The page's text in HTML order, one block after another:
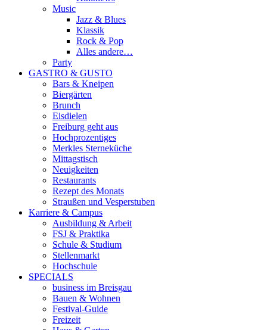
Music
Jazz & Blues
Klassik
Rock & Pop
Alles andere…
Party
GASTRO & GUSTO
Bars & Kneipen
Biergärten
Brunch
Eisdielen
Freiburg geht aus
Hochprozentiges
Merkles Sterneküche
Mittagstisch
Neuigkeiten
Restaurants
Rezept des Monats
Straußen und Vesperstuben
Karriere & Campus
Ausbildung & Arbeit
FSJ & Praktika
Schule & Studium
Stellenmarkt
Hochschule
SPECIALS
business im Breisgau
Bauen & Wohnen
Festival-Guide
Freizeit